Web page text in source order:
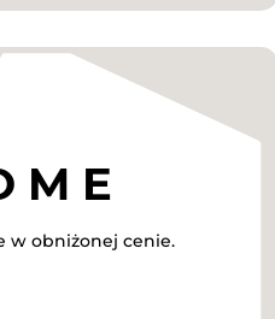
w obniżonej cenie.